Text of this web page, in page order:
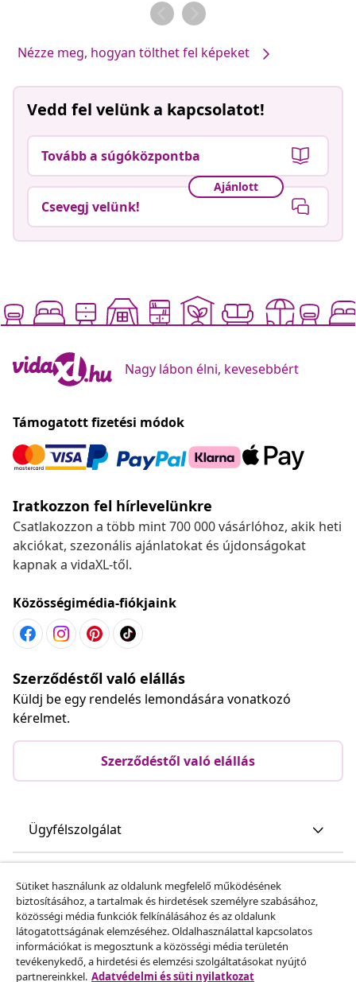
Nézze meg, hogyan tölthet fel képeket
Vedd fel velünk a kapcsolatot!
Tovább a súgóközpontba
Ajánlott
Csevegj velünk!
Nagy lábon élni, kevesebbért
Támogatott fizetési módok
Iratkozzon fel hírlevelünkre
Csatlakozzon a több mint 700 000 vásárlóhoz, akik heti
akciókat, szezonális ajánlatokat és újdonságokat
kapnak a vidaXL-től.
Közösségimédia-fiókjaink
Szerződéstől való elállás
Küldj be egy rendelés lemondására vonatkozó
kérelmet.
Szerződéstől való elállás
Ügyfélszolgálat
vidaXL
Fedezz fel többet
Sütiket használunk az oldalunk megfelelő működésének
biztosításához, a tartalmak és hirdetések személyre szabásához,
közösségi média funkciók felkínálásához és az oldalunk
látogatottságának elemzéséhez. Oldalhasználattal kapcsolatos
információkat is megosztunk a közösségi média területén
tevékenykedő, a hirdetési és elemzési szolgáltatásokat nyújtó
partnereinkkel. Adatvédelmi és süti nyilatkozat